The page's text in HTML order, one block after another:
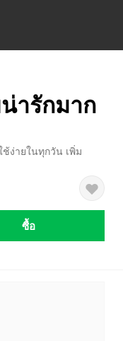
ารักมาก
ง่ายในทุกวัน เพิ่ม
ซื้อ